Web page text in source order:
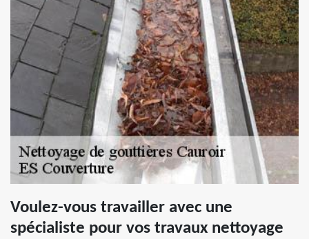
Voulez-vous travailler avec une
spécialiste pour vos travaux nettoyage